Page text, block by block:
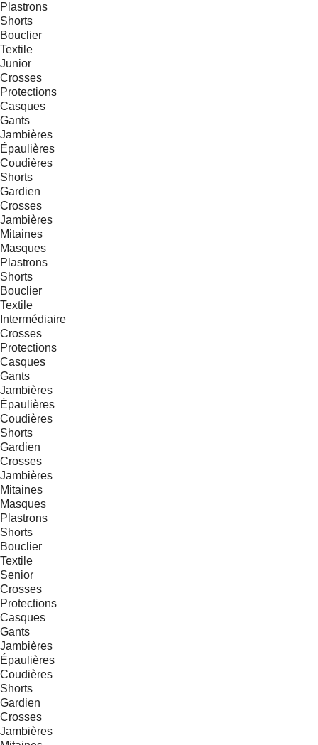
Plastrons
Shorts
Bouclier
Textile
Junior
Crosses
Protections
Casques
Gants
Jambières
Épaulières
Coudières
Shorts
Gardien
Crosses
Jambières
Mitaines
Masques
Plastrons
Shorts
Bouclier
Textile
Intermédiaire
Crosses
Protections
Casques
Gants
Jambières
Épaulières
Coudières
Shorts
Gardien
Crosses
Jambières
Mitaines
Masques
Plastrons
Shorts
Bouclier
Textile
Senior
Crosses
Protections
Casques
Gants
Jambières
Épaulières
Coudières
Shorts
Gardien
Crosses
Jambières